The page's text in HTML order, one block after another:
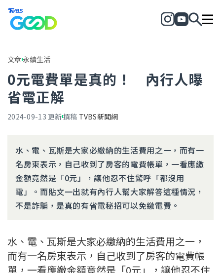
文章永續生活
0元電費單是真的！ 內行人曝
省電正解
2024-09-13 更新撰稿 TVBS新聞網
水、電、瓦斯是大家必繳納的生活費用之一，而有一
名房東表示，自己收到了房客的電費帳單，一看應繳
金額竟然是「0元」，讓他忍不住驚呼「都沒用
電」。而貼文一出就有內行人幫大家解答這種情況，
不是詐騙，是真的有省電秘招可以免繳電費。
水、電、瓦斯是大家必繳納的生活費用之一，
而有一名房東表示，自己收到了房客的電費帳
單，一看應繳金額竟然是「0元」，讓他忍不住